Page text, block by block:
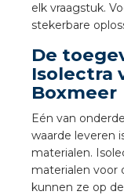
elk vraagstuk.
stekerbare
De
Isolectra
Boxmeer
Eén van
waarde leveren
materialen.
materialen voor
kunnen ze op
installeren
installeren